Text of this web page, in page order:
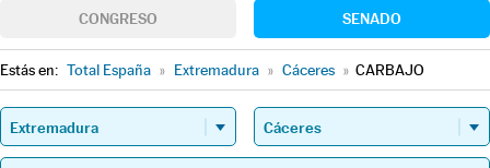
CONGRESO SENADO
Estás en: Total España » Extremadura » Cáceres » CARBAJO